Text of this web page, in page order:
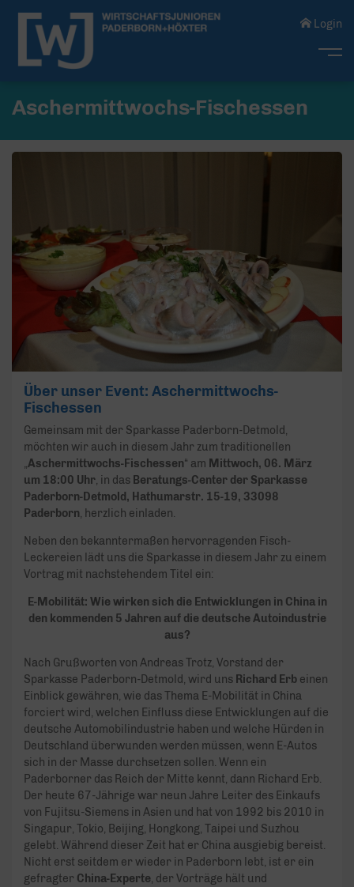
Login
Aschermittwochs-Fischessen
Über unser Event: Aschermittwochs-
Fischessen
Gemeinsam mit der Sparkasse Paderborn-Detmold,
möchten wir auch in diesem Jahr zum traditionellen
„Aschermittwochs-Fischessen“ am Mittwoch, 06. März
um 18:00 Uhr, in das Beratungs-Center der Sparkasse
Paderborn-Detmold, Hathumarstr. 15-19, 33098
Paderborn, herzlich einladen.
Neben den bekanntermaßen hervorragenden Fisch-
Leckereien lädt uns die Sparkasse in diesem Jahr zu einem
Vortrag mit nachstehendem Titel ein:
E-Mobilität: Wie wirken sich die Entwicklungen in China in
den kommenden 5 Jahren auf die deutsche Autoindustrie
aus?
Nach Grußworten von Andreas Trotz, Vorstand der
Sparkasse Paderborn-Detmold, wird uns Richard Erb einen
Einblick gewähren, wie das Thema E-Mobilität in China
forciert wird, welchen Einfluss diese Entwicklungen auf die
deutsche Automobilindustrie haben und welche Hürden in
Deutschland überwunden werden müssen, wenn E-Autos
sich in der Masse durchsetzen sollen. Wenn ein
Paderborner das Reich der Mitte kennt, dann Richard Erb.
Der heute 67-Jährige war neun Jahre Leiter des Einkaufs
von Fujitsu-Siemens in Asien und hat von 1992 bis 2010 in
Singapur, Tokio, Beijing, Hongkong, Taipei und Suzhou
gelebt. Während dieser Zeit hat er China ausgiebig bereist.
Nicht erst seitdem er wieder in Paderborn lebt, ist er ein
gefragter China-Experte, der Vorträge hält und